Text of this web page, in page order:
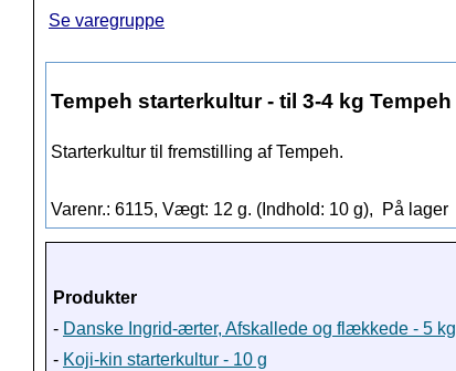
Se varegruppe
Tempeh starterkultur - til 3-4 kg Tempeh
Starterkultur til fremstilling af Tempeh.
Varenr.: 6115, Vægt: 12 g. (Indhold: 10 g), På lager
Produkter
- Danske Ingrid-ærter, Afskallede og flækkede - 5 kg
- Koji-kin starterkultur - 10 g